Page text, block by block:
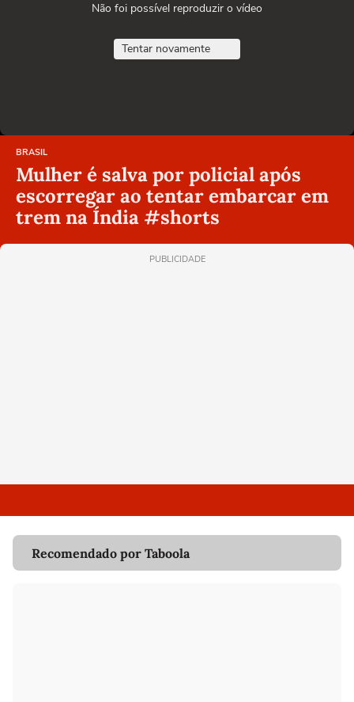
Não foi possível reproduzir o vídeo
Tentar novamente
BRASIL
Mulher é salva por policial após
escorregar ao tentar embarcar em
trem na Índia #shorts
PUBLICIDADE
Recomendado por Taboola